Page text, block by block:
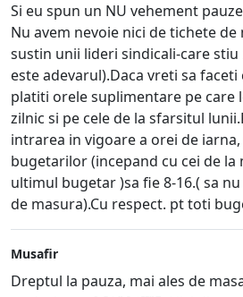
Si eu spun un NU vehement
Nu avem nevoie nici de tichete de
sustin unii lideri sindicali-care stiu
este adevarul).Daca vreti sa
platiti orele suplimentare pe care
zilnic si pe cele de la sfarsitul
intrarea in vigoare a orei de
bugetarilor (incepand cu cei de la
ultimul bugetar )sa fie 8-16.( sa
de masura).Cu respect. pt toti
Musafir
Dreptul la pauza, mai ales de